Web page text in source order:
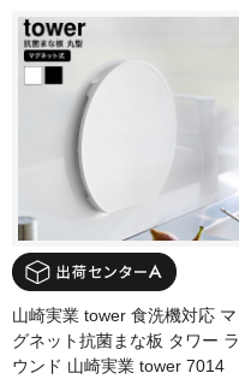
山崎実業 tower 食洗機対応 マ
グネット抗菌まな板 タワー ラ
ウンド 山崎実業 tower 7014